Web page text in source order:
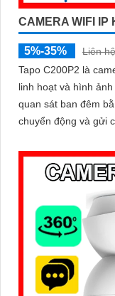
CAMERA WIFI IP
5%-35%
Liên hệ
Tapo C200P2 là
linh hoạt và hình ảnh Full HD 2MP
quan sát ban đêm
chuyển động và gửi